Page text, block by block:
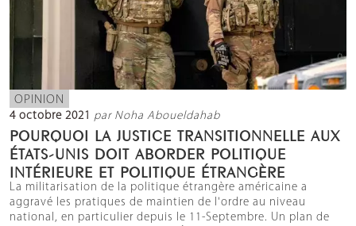
OPINION
4 octobre 2021 par Noha Aboueldahab
POURQUOI LA JUSTICE TRANSITIONNELLE AUX
ÉTATS-UNIS DOIT ABORDER POLITIQUE
INTÉRIEURE ET POLITIQUE ÉTRANGÈRE
La militarisation de la politique étrangère américaine a
aggravé les pratiques de maintien de l'ordre au niveau
national, en particulier depuis le 11-Septembre. Un plan de